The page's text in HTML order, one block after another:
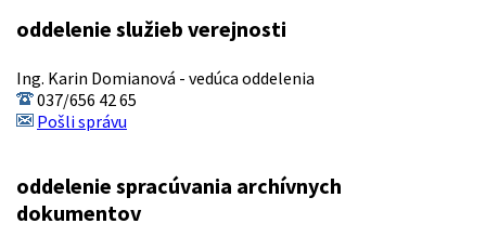
oddelenie služieb verejnosti
Ing. Karin Domianová - vedúca oddelenia
037/656 42 65
Pošli správu
oddelenie spracúvania archívnych
dokumentov